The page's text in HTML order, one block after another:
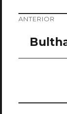
ANTERIOR